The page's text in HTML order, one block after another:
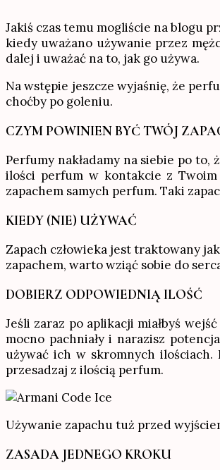
Jakiś czas temu mogliście na blogu
kiedy uważano używanie przez
dalej i uważać na to, jak go używa.
Na wstępie jeszcze wyjaśnię, że
choćby po goleniu.
CZYM POWINIEN BYĆ TWÓJ
Perfumy nakładamy na siebie po
ilości perfum w kontakcie z Twoim
zapachem samych perfum. Taki
KIEDY (NIE) UŻYWAĆ
Zapach człowieka jest traktowany
zapachem, warto wziąć sobie do
DOBIERZ ODPOWIEDNIĄ ILOŚĆ
Jeśli zaraz po aplikacji miałbyś
mocno pachniały i narazisz
używać ich w skromnych ilościach.
przesadzaj z ilością perfum.
Używanie zapachu tuż przed
ZASADA JEDNEGO KROKU